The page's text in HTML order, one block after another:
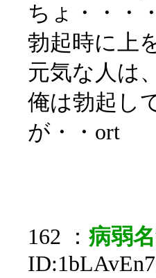
ちょ・・・
勃起時に上
元気な人は
俺は勃起し
が・・ort
162 ： 病弱